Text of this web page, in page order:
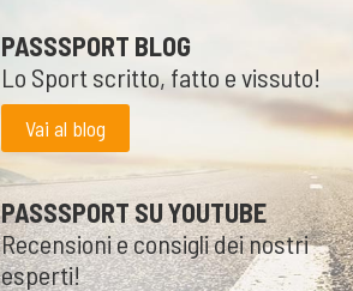
PASSSPORT BLOG
Lo Sport scritto, fatto e vissuto!
Vai al blog
PASSSPORT SU YOUTUBE
Recensioni e consigli dei nostri
esperti!